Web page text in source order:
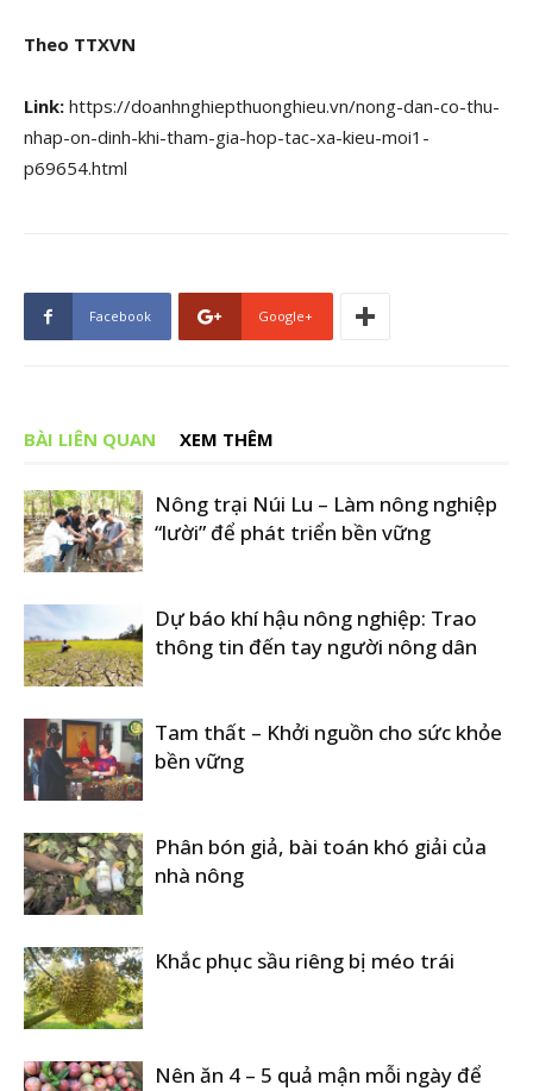
Theo TTXVN
Link: https://doanhnghiepthuonghieu.vn/nong-dan-co-thu-
nhap-on-dinh-khi-tham-gia-hop-tac-xa-kieu-moi1-
p69654.html
Facebook Google+
BÀI LIÊN QUAN XEM THÊM
Nông trại Núi Lu – Làm nông nghiệp
“lười” để phát triển bền vững
Dự báo khí hậu nông nghiệp: Trao
thông tin đến tay người nông dân
Tam thất – Khởi nguồn cho sức khỏe
bền vững
Phân bón giả, bài toán khó giải của
nhà nông
Khắc phục sầu riêng bị méo trái
Nên ăn 4 – 5 quả mận mỗi ngày để